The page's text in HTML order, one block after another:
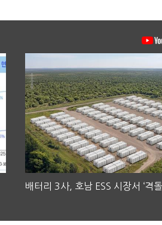
배터리 3사, 호남 ESS 시장서 ‘격돌